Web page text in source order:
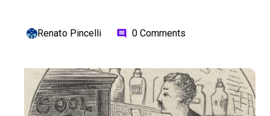
Renato Pincelli comment 0 Comments